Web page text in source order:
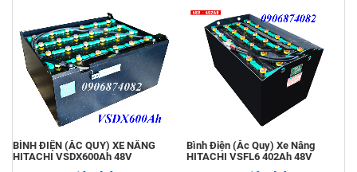
BÌNH ĐIỆN (ẮC QUY) XE NÂNG
HITACHI VSDX600Ah 48V
Bình Điện (Ắc Quy) Xe Nâng
HITACHI VSFL6 402Ah 48V